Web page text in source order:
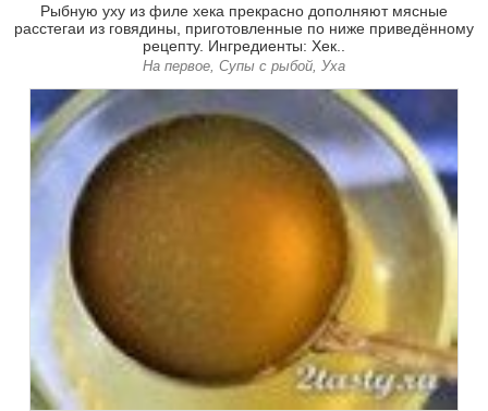
Рыбную уху из филе хека прекрасно дополняют мясные
расстегаи из говядины, приготовленные по ниже приведённому
рецепту. Ингредиенты: Хек..
На первое, Супы с рыбой, Уха